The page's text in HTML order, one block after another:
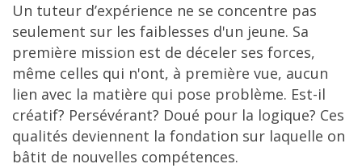
Un tuteur d’expérience ne se concentre pas
seulement sur les faiblesses d'un jeune. Sa
première mission est de déceler ses forces,
même celles qui n'ont, à première vue, aucun
lien avec la matière qui pose problème. Est-il
créatif? Persévérant? Doué pour la logique? Ces
qualités deviennent la fondation sur laquelle on
bâtit de nouvelles compétences.